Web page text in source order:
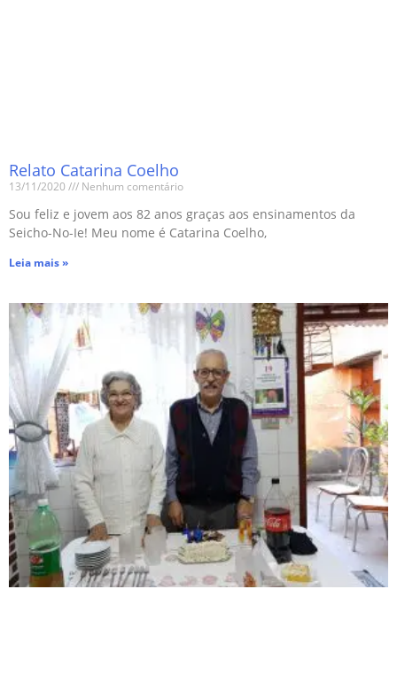
Relato Catarina Coelho
13/11/2020 Nenhum comentário
Sou feliz e jovem aos 82 anos graças aos ensinamentos da
Seicho-No-Ie! Meu nome é Catarina Coelho,
Leia mais »